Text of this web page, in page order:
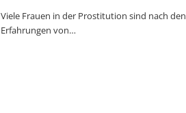
Viele Frauen in der Prostitution sind nach den
Erfahrungen von…